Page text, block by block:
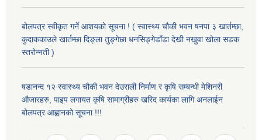
बोलपत्र स्वीकृत गर्ने आशयको सूचना ! ( स्वास्थ्य चौकी भवन षनपा ३ खार्तम्छा,
कुदाककाउले खार्तम्छा दिङ्ला तुङ्गेछा धनसिङ्गेडाँडा देखी नखुवा खोला सडक
स्तरोन्नती )
षडानन्द १२ स्वास्थ्य चौकी भवन देउराली निर्माण र कृषि सम्बन्धी मेशिनरी
औजारहरु, पाइप लगायत कृषि सामाग्रीहरु खरिद कार्यका लागि अनलाईन
बोलपत्र आह्वानको सूचना !!!